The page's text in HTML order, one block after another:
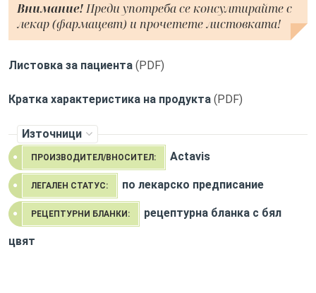
Внимание!Преди употреба се консултирайте с
лекар (фармацевт) и прочетете листовката!
Листовка за пациента (PDF)
Кратка характеристика на продукта (PDF)
Източници
ПРОИЗВОДИТЕЛ/ВНОСИТЕЛ: Actavis
ЛЕГАЛЕН СТАТУС: по лекарско предписание
РЕЦЕПТУРНИ БЛАНКИ: рецептурна бланка с бял
цвят